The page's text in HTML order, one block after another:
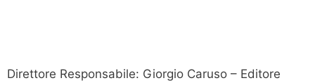
Direttore Responsabile: Giorgio Caruso – Editore